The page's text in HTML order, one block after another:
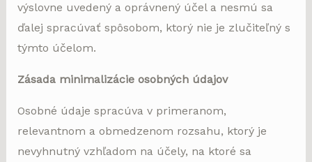
výslovne uvedený a oprávnený účel a nesmú sa
ďalej spracúvať spôsobom, ktorý nie je zlučiteľný s
týmto účelom.
Zásada minimalizácie osobných údajov
Osobné údaje spracúva v primeranom,
relevantnom a obmedzenom rozsahu, ktorý je
nevyhnutný vzhľadom na účely, na ktoré sa